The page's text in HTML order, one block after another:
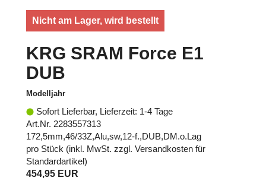
Nicht am Lager, wird bestellt
KRG SRAM Force E1
DUB
Modelljahr
Sofort Lieferbar, Lieferzeit: 1-4 Tage
Art.Nr. 2283557313
172,5mm,46/33Z,Alu,sw,12-f.,DUB,DM.o.Lag
pro Stück (inkl. MwSt. zzgl. Versandkosten für
Standardartikel)
454,95 EUR